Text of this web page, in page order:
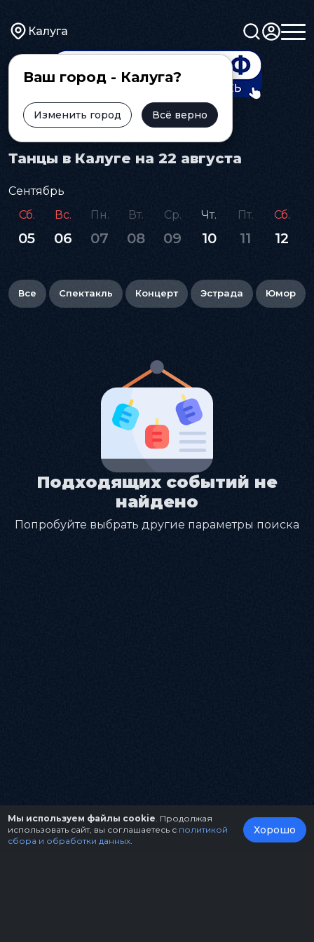
Калуга
Ваш город - Калуга?
Изменить город Всё верно
Главная Афиша Танцы
Танцы в Калуге на 22 августа
Сентябрь
Сб.
05
Вс.
06
Пн.
07
Вт.
08
Ср.
09
Чт.
10
Пт.
11
Сб.
12
Все Спектакль Концерт Эстрада Юмор
Подходящих событий не
найдено
Попробуйте выбрать другие параметры поиска
Мы используем файлы cookie . Продолжая
использовать сайт, вы соглашаетесь с политикой
сбора и обработки данных
Хорошо